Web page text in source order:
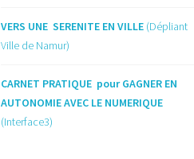
VERS UNE SERENITE EN VILLE (Dépliant
Ville de Namur)
CARNET PRATIQUE pour GAGNER EN
AUTONOMIE AVEC LE NUMERIQUE
(Interface3)